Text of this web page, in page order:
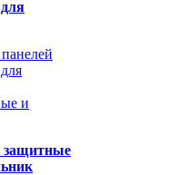
и
защитные